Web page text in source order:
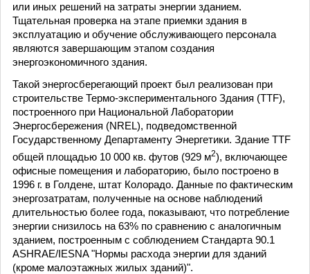
или иных решений на затраты энергии зданием.
Тщательная проверка на этапе приемки здания в
эксплуатацию и обучение обслуживающего персонала
являются завершающим этапом создания
энергоэкономичного здания.
Такой энергосберегающий проект был реализован при
строительстве Термо-экспериментального Здания (TTF),
построенного при Национальной Лаборатории
Энергосбережения (NREL), подведомственной
Государственному Департаменту Энергетики. Здание TTF
общей площадью 10 000 кв. футов (929 м2), включающее
офисные помещения и лабораторию, было построено в
1996 г. в Голдене, штат Колорадо. Данные по фактическим
энергозатратам, полученные на основе наблюдений
длительностью более года, показывают, что потребление
энергии снизилось на 63% по сравнению с аналогичным
зданием, построенным с соблюдением Стандарта 90.1
ASHRAE/IESNA "Нормы расхода энергии для зданий
(кроме малоэтажных жилых зданий)".